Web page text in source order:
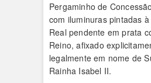
Pergaminho de
com iluminuras pintadas
Real pendente em prata
Reino, afixado
legalmente em nome de
Rainha Isabel II.